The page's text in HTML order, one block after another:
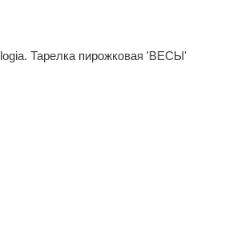
Тарелка пирожковая 'ВЕСЫ'